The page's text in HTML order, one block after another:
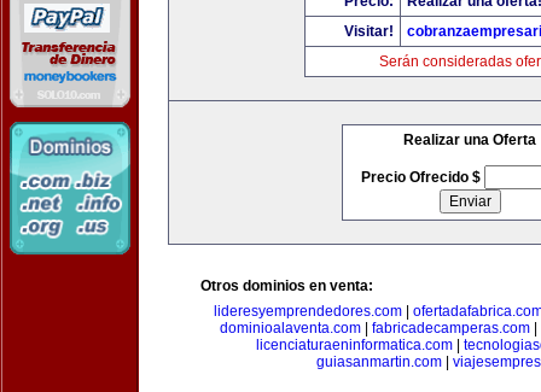
Visitar!
Serán consideradas
Realizar una Oferta
Precio Ofrecido $
Otros dominios en venta:
lideresyemprendedores.com
dominioalaventa.com
fabricadecamperas.com
licenciaturaeninformatica.com|
guiasanmartin.com|